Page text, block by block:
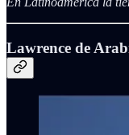
Lawrence de